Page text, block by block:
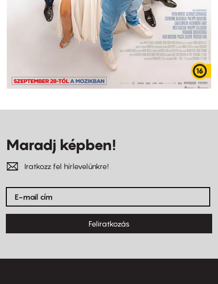
Maradj képben!
Iratkozz fel hírlevelünkre!
Feliratkozás